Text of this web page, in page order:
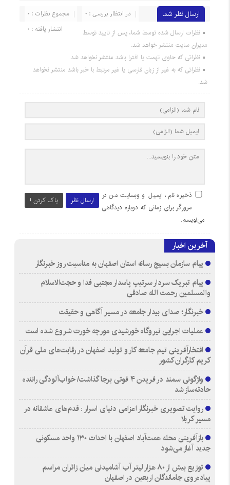
ارسال نظر شما مجموع نظرات : 0
در انتظار بررسی : 0
انتشار یافته : 0
نظرات ارسال شده توسط شما، پس از تایید توسط
مدیران سایت منتشر خواهد شد.
نظراتی که حاوی تهمت یا افترا باشد منتشر نخواهد شد.
نظراتی که به غیر از زبان فارسی یا غیر مرتبط با خبر باشد منتشر نخواهد
شد.
ارسال نظر پاک کردن !
ذخیره نام، ایمیل و وبسایت من در
مرورگر برای زمانی که دوباره دیدگاهی
می‌نویسم.
آخرین اخبار
پیام سازمان بسیج رسانه استان اصفهان به مناسبت روز خبرنگار
پیام تبریک سردار سرتیپ پاسدار مجتبی فدا و حجت‌الاسلام
والمسلمین رحمت الله صادقی
خبرنگار؛ صدای بیدار جامعه در مسیر آگاهی و حقیقت
عملیات اجرایی نیروگاه خورشیدی مورچه خورت شروع شده است
افتخارآفرینی تیم جامعه کار و تولید اصفهان در رقابت‌های ملی قرآن
کریم کارگران کشور
واژگونی سمند در فریدن ۴ فوتی برجا گذاشت/ خواب‌آلودگی راننده
حادثه‌ساز شد
روایت تصویری خبرنگار اعزامی دنیای اسرار : قدم‌های عاشقانه در
مسیر کربلا
بازآفرینی محله همت‌آباد اصفهان با احداث ۱۳۰ واحد مسکونی
جدید آغاز می‌شود
توزیع بیش از ۸۰ هزار لیتر آب آشامیدنی میان زائران مراسم
پیاده‌روی جاماندگان اربعین در اصفهان